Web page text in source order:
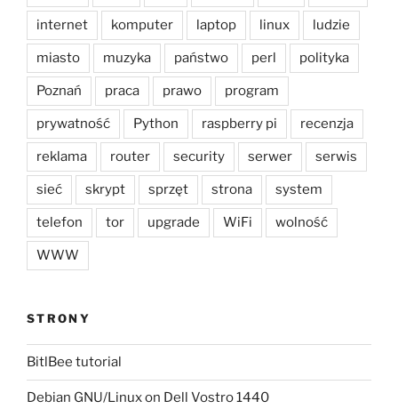
internet komputer laptop linux ludzie
miasto muzyka państwo perl polityka
Poznań praca prawo program
prywatność Python raspberry pi recenzja
reklama router security serwer serwis
sieć skrypt sprzęt strona system
telefon tor upgrade WiFi wolność
WWW
STRONY
BitlBee tutorial
Debian GNU/Linux on Dell Vostro 1440